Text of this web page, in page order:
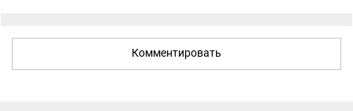
Комментировать